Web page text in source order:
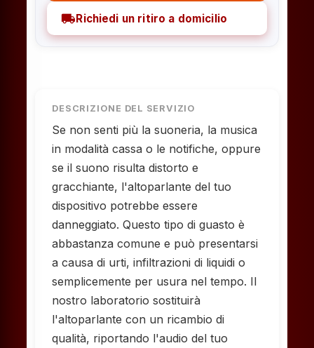
local_shippingRichiedi un ritiro a domicilio
DESCRIZIONE DEL SERVIZIO
Se non senti più la suoneria, la musica
in modalità cassa o le notifiche, oppure
se il suono risulta distorto e
gracchiante, l'altoparlante del tuo
dispositivo potrebbe essere
danneggiato. Questo tipo di guasto è
abbastanza comune e può presentarsi
a causa di urti, infiltrazioni di liquidi o
semplicemente per usura nel tempo. Il
nostro laboratorio sostituirà
l'altoparlante con un ricambio di
qualità, riportando l'audio del tuo